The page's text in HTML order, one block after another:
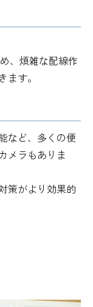
、煩雑な配線作
す。
など、多くの便
メラもありま
策がより効果的